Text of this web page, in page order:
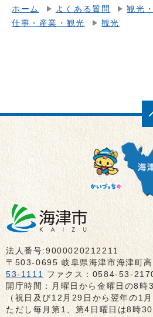
ホーム よくある質問
観光
仕事・産業・観光
観光
法人番号:9000020212211
〒503-0695 岐阜県海津市海津町
53-1111 ファクス：0584-53-
開庁時間：月曜日から金曜日の8
（祝日及び12月29日から翌年の1
ただし毎月第1、第4日曜日は8時